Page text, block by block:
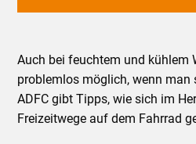
Auch bei feuchtem und kühlem
problemlos möglich, wenn man
ADFC gibt Tipps, wie sich im
Freizeitwege auf dem Fahrrad